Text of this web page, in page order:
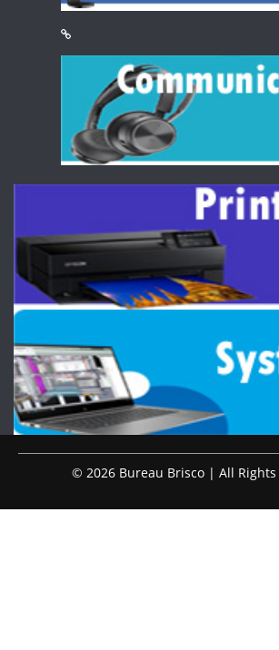
© 2026 Bureau Brisco | All Rights